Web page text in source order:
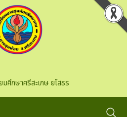
ศึกษาศรีสะเกษ ยโสธร